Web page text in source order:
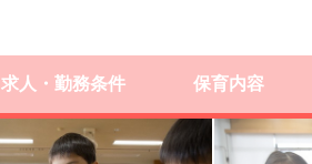
求人・勤務条件 保育内容